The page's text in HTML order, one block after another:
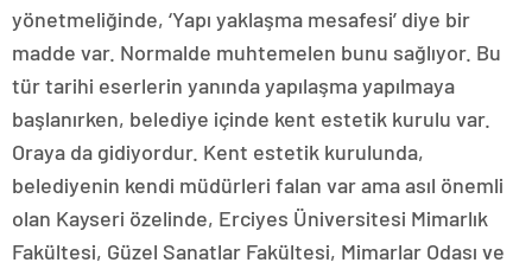
yönetmeliğinde, ‘Yapı yaklaşma mesafesi’ diye bir
madde var. Normalde muhtemelen bunu sağlıyor. Bu
tür tarihi eserlerin yanında yapılaşma yapılmaya
başlanırken, belediye içinde kent estetik kurulu var.
Oraya da gidiyordur. Kent estetik kurulunda,
belediyenin kendi müdürleri falan var ama asıl önemli
olan Kayseri özelinde, Erciyes Üniversitesi Mimarlık
Fakültesi, Güzel Sanatlar Fakültesi, Mimarlar Odası ve